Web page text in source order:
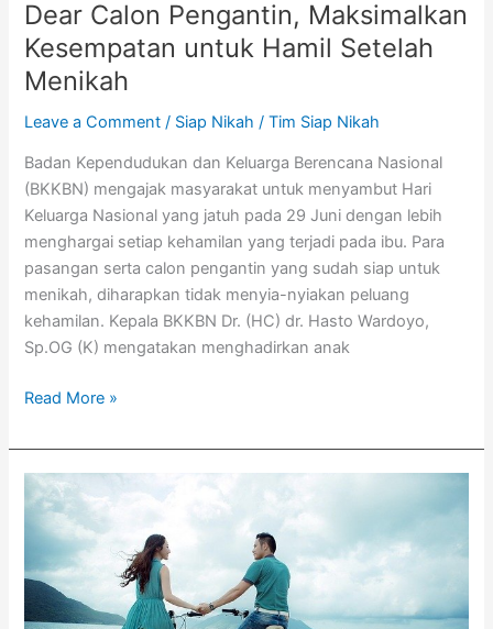
Dear Calon Pengantin, Maksimalkan
Kesempatan untuk Hamil Setelah
Menikah
Leave a Comment / Siap Nikah /Tim Siap Nikah
Badan Kependudukan dan Keluarga Berencana Nasional
(BKKBN) mengajak masyarakat untuk menyambut Hari
Keluarga Nasional yang jatuh pada 29 Juni dengan lebih
menghargai setiap kehamilan yang terjadi pada ibu. Para
pasangan serta calon pengantin yang sudah siap untuk
menikah, diharapkan tidak menyia-nyiakan peluang
kehamilan. Kepala BKKBN Dr. (HC) dr. Hasto Wardoyo,
Sp.OG (K) mengatakan menghadirkan anak
Read More »
Calon
Pengantin,
Siapkah
Kesehatan
Reproduksimu
dari